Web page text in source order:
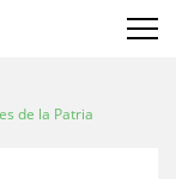
de la Patria